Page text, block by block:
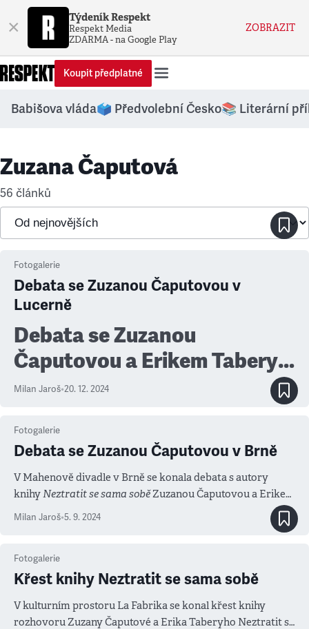
× Týdeník Respekt
Respekt Media
ZDARMA - na Google Play
ZOBRAZIT
Koupit předplatné
Babišova vláda🗳️ Předvolební Česko📚 Literární
Zuzana Čaputová
56 článků
Fotogalerie
Debata se Zuzanou Čaputovou v
Lucerně
Debata se Zuzanou
Čaputovou a Erikem Taberym
moderovaná Silvií Lauder ve
Milan Jaroš•20. 12. 2024
Fotogalerie
Debata se Zuzanou Čaputovou v Brně
V Mahenově divadle v Brně se konala debata s autory
knihyNeztratit se sama soběZuzanou Čaputovou a Erikem
Taberym, kterou moderoval šéfredaktor Denníku N Matúš
Milan Jaroš•5. 9. 2024
Fotogalerie
Křest knihy Neztratit se sama sobě
V kulturním prostoru La Fabrika se konal křest knihy
rozhovoru Zuzany Čaputové a Erika Taberyho Neztratit se